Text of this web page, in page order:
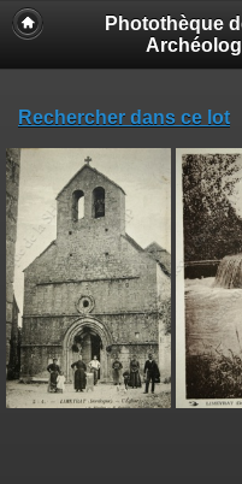
Photothèque
Rechercher dans ce lot